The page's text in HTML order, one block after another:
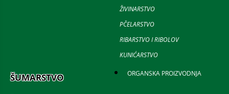
ŽIVINARSTVO
PČELARSTVO
RIBARSTVO I RIBOLOV
KUNIĆARSTVO
ŠUMARSTVO ORGANSKA PROIZVODNJA